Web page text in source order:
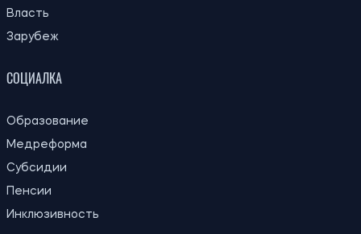
Власть
Зарубеж
СОЦИАЛКА
Образование
Медреформа
Субсидии
Пенсии
Инклюзивность